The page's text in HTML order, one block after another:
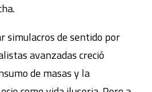
simulacros de sentido por
avanzadas creció
de masas y la